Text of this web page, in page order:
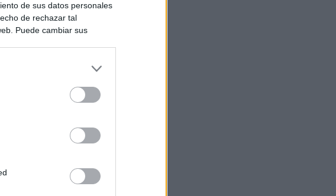
de sus datos personales
de rechazar tal
Puede cambiar sus